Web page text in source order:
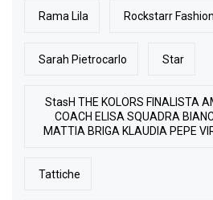
Rama Lila Rockstarr
Sarah Pietrocarlo Star
StasH THE KOLORS FINALISTA
COACH ELISA SQUADRA
MATTIA BRIGA KLAUDIA PEPE
Tattiche